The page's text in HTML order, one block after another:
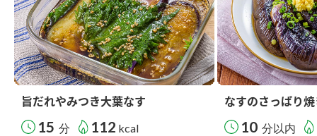
旨だれやみつき大葉なす
15 分 112 kcal
なすのさっぱり
10 分以内